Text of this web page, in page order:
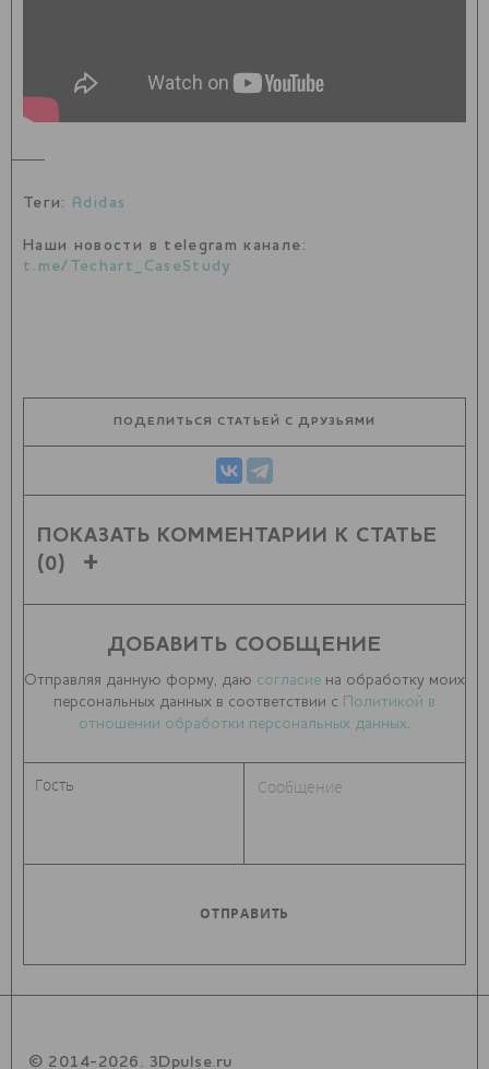
Теги: Adidas
Наши новости в telegram канале:
t.me/Techart_CaseStudy
ПОДЕЛИТЬСЯ СТАТЬЕЙ С ДРУЗЬЯМИ
ПОКАЗАТЬ КОММЕНТАРИИ К СТАТЬЕ
(0)
ДОБАВИТЬ СООБЩЕНИЕ
Отправляя данную форму, даю согласие на обработку моих
персональных данных в соответствии с Политикой в
отношении обработки персональных данных
© 2014-2026. 3Dpulse.ru